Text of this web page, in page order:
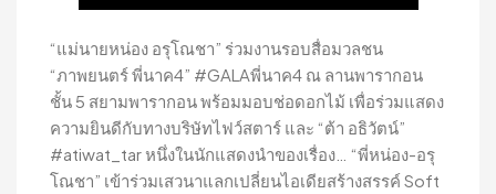
“แม่นายหน่อง อรุโณชา” ร่วมงานรอบสื่อมวลชน
“ภาพยนตร์ พี่นาค4” #GALAพี่นาค4 ณ ลานพารากอน
ชั้น 5 สยามพารากอน พร้อมมอบช่อดอกไม้ เพื่อร่วมแสดง
ความยินดีกับทางบริษัทไฟว์สตาร์ และ “ต้า อธิวัตน์”
#atiwat_tar หนึ่งในนักแสดงนำของเรื่อง… “พี่หน่อง-อรุ
โณชา” เข้าร่วมเสวนาแลกเปลี่ยนไอเดียสร้างสรรค์ Soft